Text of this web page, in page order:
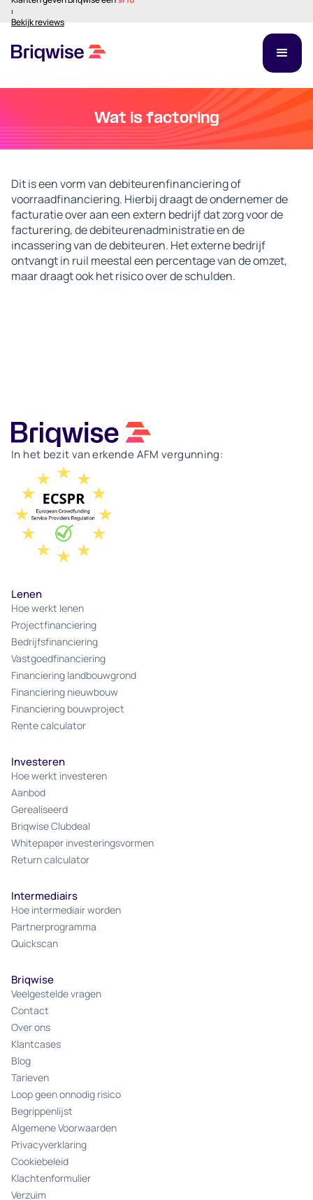
⏐
Bekijk reviews
Wat is factoring
Dit is een vorm van debiteurenfinanciering of
voorraadfinanciering. Hierbij draagt de ondernemer de
facturatie over aan een extern bedrijf dat zorg voor de
facturering, de debiteurenadministratie en de
incassering van de debiteuren. Het externe bedrijf
ontvangt in ruil meestal een percentage van de omzet,
maar draagt ook het risico over de schulden.
In het bezit van erkende AFM vergunning:
Lenen
Hoe werkt lenen
Projectfinanciering
Bedrijfsfinanciering
Vastgoedfinanciering
Financiering landbouwgrond
Financiering nieuwbouw
Financiering bouwproject
Rente calculator
Investeren
Hoe werkt investeren
Aanbod
Gerealiseerd
Briqwise Clubdeal
Whitepaper investeringsvormen
Return calculator
Intermediairs
Hoe intermediair worden
Partnerprogramma
Quickscan
Briqwise
Veelgestelde vragen
Contact
Over ons
Klantcases
Blog
Tarieven
Loop geen onnodig risico
Begrippenlijst
Algemene Voorwaarden
Privacyverklaring
Cookiebeleid
Klachtenformulier
Verzuim